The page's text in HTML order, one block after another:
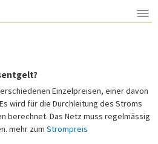
Einzelpreisen, einer davon
wird für die Durchleitung des Stroms
berechnet. Das Netz muss regelmässig
mehr zum Strompreis